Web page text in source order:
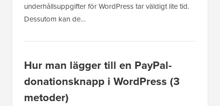
underhållsuppgifter för WordPress tar väldigt lite tid.
Dessutom kan de…
Hur man lägger till en PayPal-
donationsknapp i WordPress (3
metoder)